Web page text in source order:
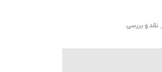
, نقد و بررسی